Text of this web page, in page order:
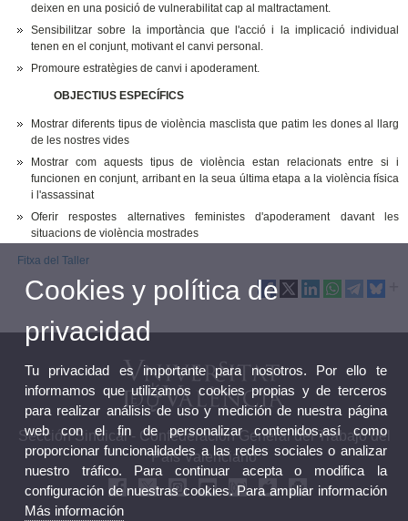
deixen en una posició de vulnerabilitat cap al maltractament.
Sensibilitzar sobre la importància que l'acció i la implicació individual
tenen en el conjunt, motivant el canvi personal.
Promoure estratègies de canvi i apoderament.
OBJECTIUS ESPECÍFICS
Mostrar diferents tipus de violència masclista que patim les dones al llarg
de les nostres vides
Mostrar com aquests tipus de violència estan relacionats entre si i
funcionen en conjunt, arribant en la seua última etapa a la violència física
i l'assassinat
Oferir respostes alternatives feministes d'apoderament davant les
situacions de violència mostrades
Fitxa del Taller
Sección Sindical - Confederación General del Trabajo del
País Valenciano
Cookies y política de
privacidad
Tu privacidad es importante para nosotros. Por ello te
informamos que utilizamos cookies propias y de terceros
para realizar análisis de uso y medición de nuestra página
web con el fin de personalizar contenidos,así como
proporcionar funcionalidades a las redes sociales o analizar
nuestro tráfico. Para continuar acepta o modifica la
configuración de nuestras cookies. Para ampliar información
Más información